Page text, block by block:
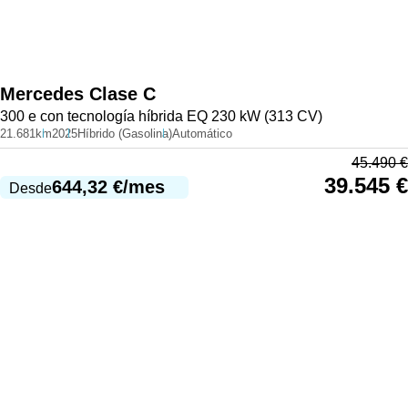
Mercedes Clase C
300 e con tecnología híbrida EQ 230 kW (313 CV)
21.681km2025Híbrido (Gasolina)Automático
Desde644,32 €/mes
45.490€
39.545 €